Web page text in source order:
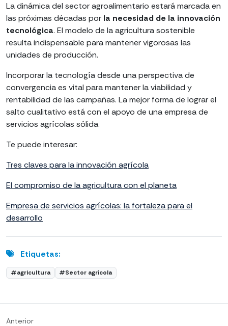
La dinámica del sector agroalimentario estará marcada en
las próximas décadas por la necesidad de la innovación
tecnológica. El modelo de la agricultura sostenible
resulta indispensable para mantener vigorosas las
unidades de producción.
Incorporar la tecnología desde una perspectiva de
convergencia es vital para mantener la viabilidad y
rentabilidad de las campañas. La mejor forma de lograr el
salto cualitativo está con el apoyo de una empresa de
servicios agrícolas sólida.
Te puede interesar:
Tres claves para la innovación agrícola
El compromiso de la agricultura con el planeta
Empresa de servicios agrícolas: la fortaleza para el
desarrollo
Etiquetas:
#agricultura #Sector agrícola
Anterior